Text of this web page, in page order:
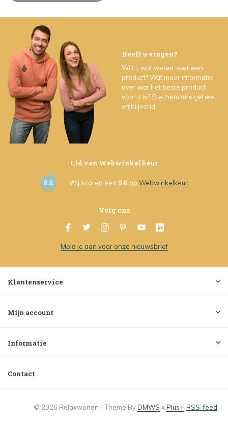
Heeft u vragen?
Wilt u wat weten over een
product? Wat meer informatie
over wat het beste product
voor u is? Stel hem ons geheel
vrijblijvend
Lid van Webwinkelkeur
8.6 Wij scoren een 8.6 op Webwinkelkeur
Volg ons
Meld je aan voor onze nieuwsbrief
Klantenservice
Mijn account
Informatie
Contact
© 2026 Relaxwonen - Theme ByDMWS xPlus+ RSS-feed